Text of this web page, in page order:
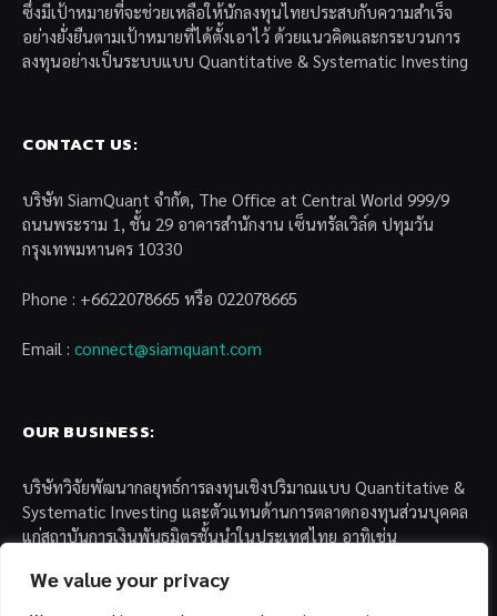
We value your privacy
ซึ่งมีเป้าหมายที่จะช่วยเหลือให้นักลงทุนไทยประสบกับความสำเร็จ
อย่างยั่งยืนตามเป้าหมายที่ได้ตั้งเอาไว้ ด้วยแนวคิดและกระบวนการ
ลงทุนอย่างเป็นระบบแบบ Quantitative & Systematic Investing
CONTACT US:
บริษัท SiamQuant จำกัด, The Office at Central World 999/9
ถนนพระราม 1, ชั้น 29 อาคารสำนักงาน เซ็นทรัลเวิล์ด ปทุมวัน
กรุงเทพมหานคร 10330
Phone : +6622078665 หรือ 022078665
Email : connect@siamquant.com
OUR BUSINESS:
บริษัทวิจัยพัฒนากลยุทธ์การลงทุนเชิงปริมาณแบบ Quantitative &
Systematic Investing และตัวแทนด้านการตลาดกองทุนส่วนบุคคล
แก่สถาบันการเงินพันธมิตรชั้นนำในประเทศไทย อาทิเช่น
– บล. กรุงไทย เอ็กซ์สปริง จำกัด
– บล. ฟิลลิป (ประเทศไทย) จำกัด (มหาชน)